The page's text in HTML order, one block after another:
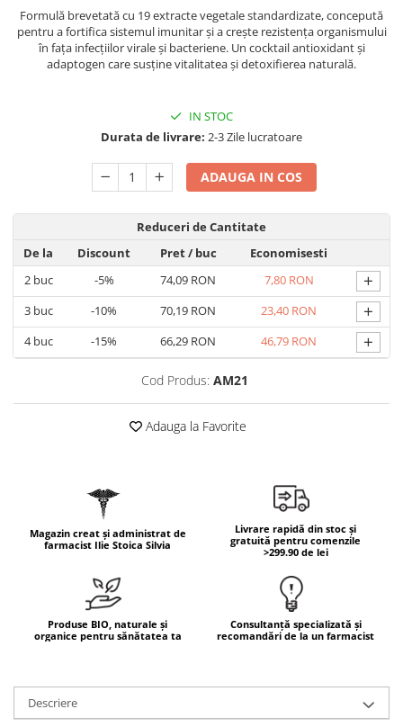
Geluri de duș
Scruburi
Protecție Solară
Deodorante
Mâini și Unghii
Creme mâini
Tratamente unghii
Cosmetice coreene
PETITFEE
Haruharu Wonder
DELLA BORN
L-Carnitina
L-Glutamina
Lecitina
Palmier pitic
Probiotice
Proteine din zer (Whey Protein)
Quercetin
Scortisoara
Ulei de cocos
Vitamina A
Vitamina D
Formulă brevetată cu 19 extracte vegetale standardizate, concepută
pentru a fortifica sistemul imunitar și a crește rezistența organismului
în fața infecțiilor virale și bacteriene. Un cocktail antioxidant și
adaptogen care susține vitalitatea și detoxifierea naturală.
IN STOC
Durata de livrare: 2-3 Zile lucratoare
ADAUGA IN COS
Reduceri de Cantitate
De la
Discount Pret/ buc
Economisesti
2buc -5% 74,09 RON 7,80 RON +
3buc -10% 70,19 RON 23,40 RON +
4buc -15% 66,29 RON 46,79 RON +
Cod Produs: AM21
Adauga la Favorite
Magazin creat și administrat de
farmacist Ilie Stoica Silvia
Livrare rapidă din stoc și
gratuită pentru comenzile
>299.90 de lei
Produse BIO, naturale și
organice pentru sănătatea ta
Consultanță specializată și
recomandări de la un farmacist
Descriere